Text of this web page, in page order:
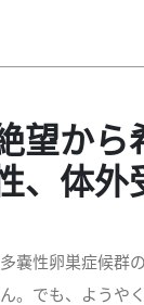
望から
、体外
多嚢性卵巣症候群
。でも、ようや